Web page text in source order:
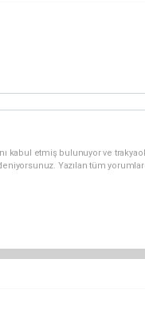
kabul etmiş bulunuyor ve
Yazılan tüm